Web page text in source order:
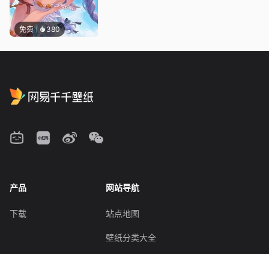
免费 380
产品
下载
网站导航
站点地图
壁纸分类大全